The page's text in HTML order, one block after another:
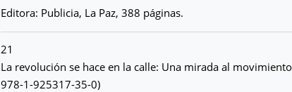
Editora: Publicia, La Paz, 388 páginas.
21
La revolución se hace en la calle: Una mirada al
978-1-925317-35-0)